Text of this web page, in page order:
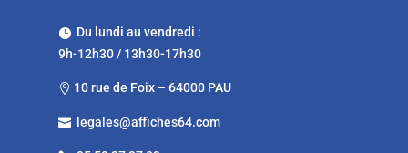
Du lundi au vendredi :
9h-12h30 / 13h30-17h30
 10 rue de Foix – 64000 PAU
 legales@affiches64.com